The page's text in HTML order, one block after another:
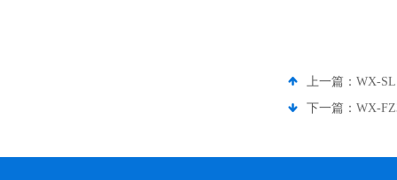
上一篇： WX-
下一篇： WX-